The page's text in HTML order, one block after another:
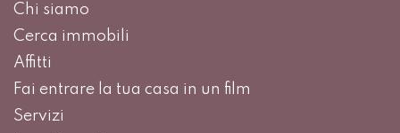
Chi siamo
Cerca immobili
Affitti
Fai entrare la tua casa in un film
Servizi